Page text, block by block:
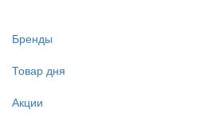
Бренды
Товар дня
Акции